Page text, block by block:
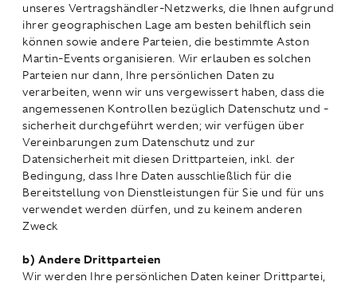
unseres Vertragshändler-Netzwerks, die Ihnen aufgrund
ihrer geographischen Lage am besten behilflich sein
können sowie andere Parteien, die bestimmte Aston
Martin-Events organisieren. Wir erlauben es solchen
Parteien nur dann, Ihre persönlichen Daten zu
verarbeiten, wenn wir uns vergewissert haben, dass die
angemessenen Kontrollen bezüglich Datenschutz und -
sicherheit durchgeführt werden; wir verfügen über
Vereinbarungen zum Datenschutz und zur
Datensicherheit mit diesen Drittparteien, inkl. der
Bedingung, dass Ihre Daten ausschließlich für die
Bereitstellung von Dienstleistungen für Sie und für uns
verwendet werden dürfen, und zu keinem anderen
Zweck
b) Andere Drittparteien
Wir werden Ihre persönlichen Daten keiner Drittpartei,